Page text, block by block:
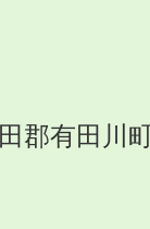
郡有田川